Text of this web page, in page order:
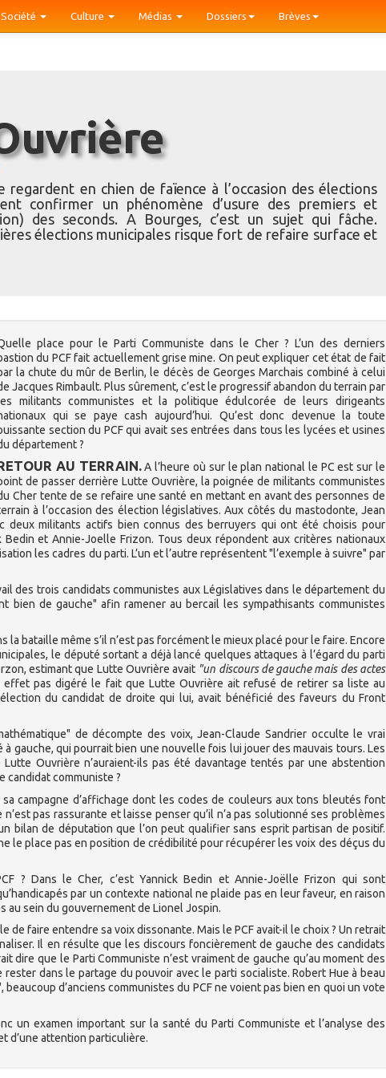
Société Culture Médias Dossiers Brèves
en chien de faïence à l’occasion des élections
confirmer un phénomène d’usure des premiers et
des seconds. A Bourges, c’est un sujet qui fâche.
élections municipales risque fort de refaire surface et
place pour le Parti Communiste dans le Cher ? L’un des derniers
du PCF fait actuellement grise mine. On peut expliquer cet état de fait
la chute du mûr de Berlin, le décès de Georges Marchais combiné à celui
Jacques Rimbault. Plus sûrement, c’est le progressif abandon du terrain par
militants communistes et la politique édulcorée de leurs dirigeants
qui se paye cash aujourd’hui. Qu’est donc devenue la toute
section du PCF qui avait ses entrées dans tous les lycées et usines
département ?
AU TERRAIN.A l’heure où sur le plan national le PC est sur le
de passer derrière Lutte Ouvrière, la poignée de militants communistes
Cher tente de se refaire une santé en mettant en avant des personnes de
à l’occasion des élection législatives. Aux côtés du mastodonte, Jean
deux militants actifs bien connus des berruyers qui ont été choisis pour
et Annie-Joelle Frizon. Tous deux répondent aux critères nationaux
les cadres du parti. L’un et l’autre représentent "l’exemple à suivre" par
des trois candidats communistes aux Législatives dans le département du
bien de gauche" afin ramener au bercail les sympathisants communistes
la bataille même s’il n’est pas forcément le mieux placé pour le faire. Encore
le député sortant a déjà lancé quelques attaques à l’égard du parti
estimant que Lutte Ouvrière avait "un discours de gauche mais des actes
effet pas digéré le fait que Lutte Ouvrière ait refusé de retirer sa liste au
du candidat de droite qui lui, avait bénéficié des faveurs du Front
de décompte des voix, Jean-Claude Sandrier occulte le vrai
gauche, qui pourrait bien une nouvelle fois lui jouer des mauvais tours. Les
Ouvrière n’auraient-ils pas été davantage tentés par une abstention
candidat communiste ?
sa campagne d’affichage dont les codes de couleurs aux tons bleutés font
pas rassurante et laisse penser qu’il n’a pas solutionné ses problèmes
bilan de députation que l’on peut qualifier sans esprit partisan de positif.
le place pas en position de crédibilité pour récupérer les voix des déçus du
? Dans le Cher, c’est Yannick Bedin et Annie-Joëlle Frizon qui sont
par un contexte national ne plaide pas en leur faveur, en raison
au sein du gouvernement de Lionel Jospin.
de faire entendre sa voix dissonante. Mais le PCF avait-il le choix ? Un retrait
Il en résulte que les discours foncièrement de gauche des candidats
dire que le Parti Communiste n’est vraiment de gauche qu’au moment des
dans le partage du pouvoir avec le parti socialiste. Robert Hue à beau
d’anciens communistes du PCF ne voient pas bien en quoi un vote
un examen important sur la santé du Parti Communiste et l’analyse des
d’une attention particulière.